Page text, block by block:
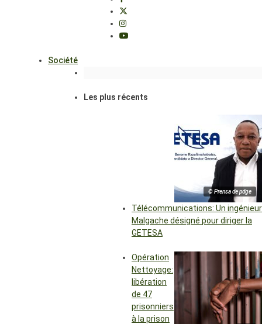
Société
Les plus récents
© Prensa de pdge
Télécommunications: Un ingénieur
Malgache désigné pour diriger la
GETESA
Opération
Nettoyage:
libération
de 47
prisonniers
à la prison